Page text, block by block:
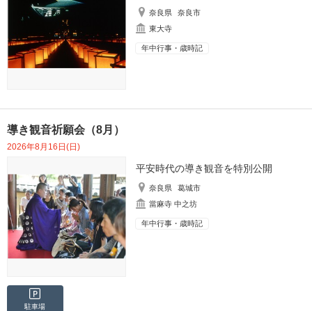
奈良県
奈良市
東大寺
年中行事・歳時記
導き観音祈願会（8月）
2026年8月16日(日)
平安時代の導き観音を特別公開
奈良県
葛城市
當麻寺 中之坊
年中行事・歳時記
駐車場